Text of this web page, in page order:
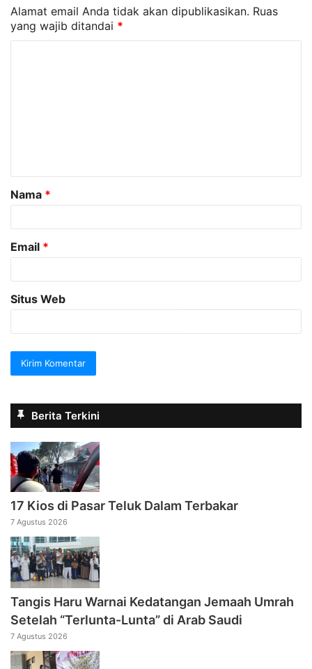
Alamat email Anda tidak akan dipublikasikan. Ruas
yang wajib ditandai *
a
r
Nama *
Email *
Situs Web
Berita Terkini
17 Kios di Pasar Teluk Dalam Terbakar
7 Agustus 2026
Tangis Haru Warnai Kedatangan Jemaah Umrah
Setelah “Terlunta-Lunta” di Arab Saudi
7 Agustus 2026